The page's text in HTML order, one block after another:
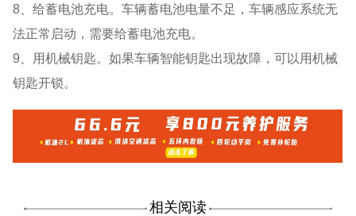
8、给蓄电池充电。车辆蓄电池电量不足，车辆感应系统无
法正常启动，需要给蓄电池充电。
9、用机械钥匙。如果车辆智能钥匙出现故障，可以用机械
钥匙开锁。
相关阅读